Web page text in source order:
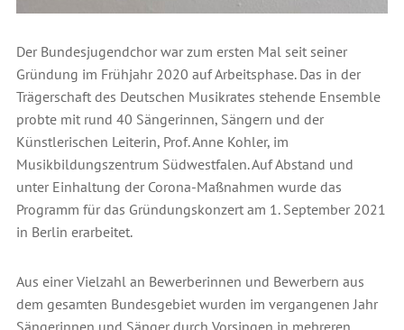
Der Bundesjugendchor war zum ersten Mal seit seiner
Gründung im Frühjahr 2020 auf Arbeitsphase. Das in der
Trägerschaft des Deutschen Musikrates stehende Ensemble
probte mit rund 40 Sängerinnen, Sängern und der
Künstlerischen Leiterin, Prof. Anne Kohler, im
Musikbildungszentrum Südwestfalen. Auf Abstand und
unter Einhaltung der Corona-Maßnahmen wurde das
Programm für das Gründungskonzert am 1. September 2021
in Berlin erarbeitet.
Aus einer Vielzahl an Bewerberinnen und Bewerbern aus
dem gesamten Bundesgebiet wurden im vergangenen Jahr